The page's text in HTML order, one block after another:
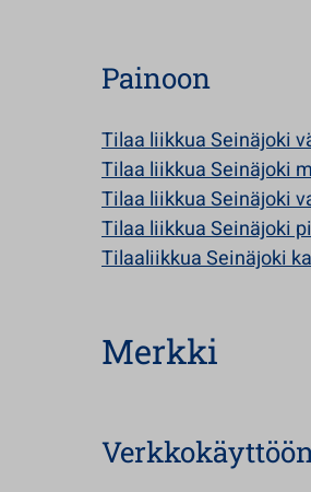
Painoon
Tilaa liikkua Seinäjoki
Tilaa liikkua Seinäjoki
Tilaa liikkua Seinäjoki
Tilaa liikkua Seinäjoki
Tilaaliikkua Seinäjoki
Merkki